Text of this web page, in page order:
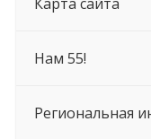
Нам 55!
Региональная